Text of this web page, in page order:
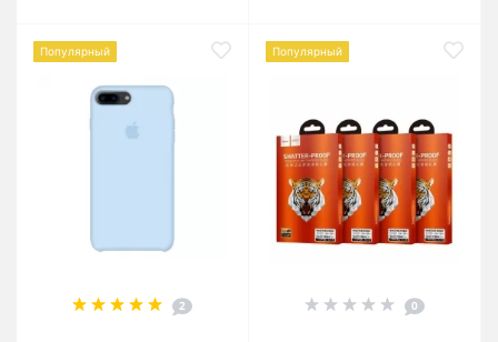
Популярный
2
Популярный
0